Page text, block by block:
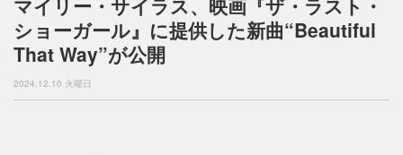
g
a
n
ショーガール』に提供した新曲“Beautiful
That Way”が公開
2024.12.10 火曜日